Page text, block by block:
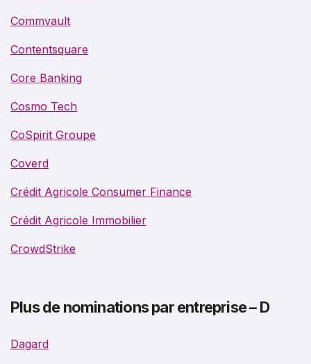
Commvault
Contentsquare
Core Banking
Cosmo Tech
CoSpirit Groupe
Coverd
Crédit Agricole Consumer Finance
Crédit Agricole Immobilier
CrowdStrike
Plus de nominations par entreprise – D
Dagard